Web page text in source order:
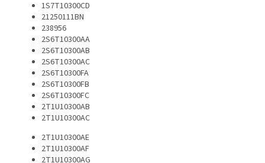
1S7T10300CD
21250111BN
238956
2S6T10300AA
2S6T10300AB
2S6T10300AC
2S6T10300FA
2S6T10300FB
2S6T10300FC
2T1U10300AB
2T1U10300AC
2T1U10300AE
2T1U10300AF
2T1U10300AG